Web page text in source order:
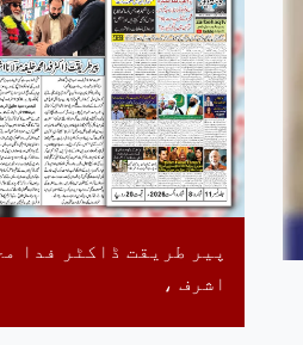
پیر طریقت ڈاکٹر فدا
اشرف ،